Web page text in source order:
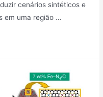
cenários sintéticos e
em uma região …